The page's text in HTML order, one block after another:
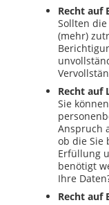
Recht auf
Sollten
(mehr)
Recht auf
Sie
Anspruch
ob die Sie
Erfüllung
benötigt
Ihre
Recht auf